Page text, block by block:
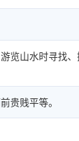
览山水时寻找
贵贱平等。